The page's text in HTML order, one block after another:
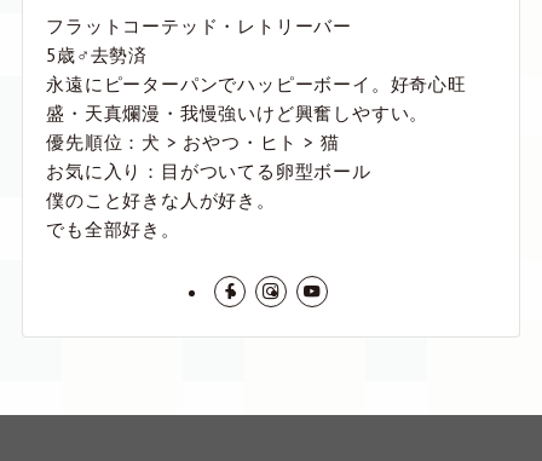
フラットコーテッド・レトリーバー
5歳♂去勢済
永遠にピーターパンでハッピーボーイ。好奇心旺
盛・天真爛漫・我慢強いけど興奮しやすい。
優先順位：犬 > おやつ・ヒト > 猫
お気に入り：目がついてる卵型ボール
僕のこと好きな人が好き。
でも全部好き。